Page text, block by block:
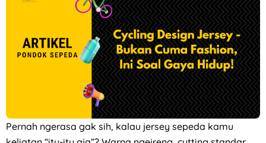
Pernah ngerasa gak sih, kalau jersey sepeda kamu